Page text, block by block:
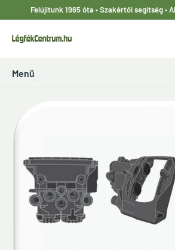
tartalomhoz
Felújítunk 1965 óta • Szakértői segítség •
LegfekCentrum.hu
Menü